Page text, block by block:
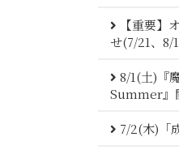
【重要】
せ(7/21、8/
8/1(土)『
Summer』
7/2(木)「